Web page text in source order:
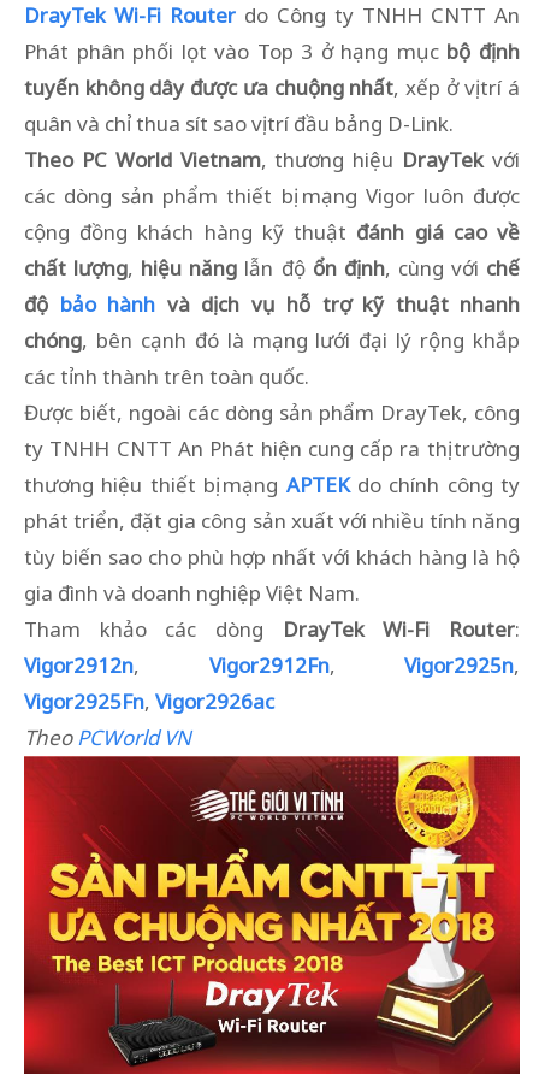
DrayTek Wi-Fi Router do Công ty TNHH CNTT An
Phát phân phối lọt vào Top 3 ở hạng mục bộ định
tuyến không dây được ưa chuộng nhất, xếp ở vị trí á
quân và chỉ thua sít sao vị trí đầu bảng D-Link.
Theo PC World Vietnam, thương hiệu DrayTekvới
các dòng sản phẩm thiết bị mạng Vigor luôn được
cộng đồng khách hàng kỹ thuật đánh giá cao về
chất lượng, hiệu năng lẫn độ ổn định, cùng với chế
độ bảo hành và dịch vụ hỗ trợ kỹ thuật nhanh
chóng, bên cạnh đó là mạng lưới đại lý rộng khắp
các tỉnh thành trên toàn quốc.
Được biết, ngoài các dòng sản phẩm DrayTek, công
ty TNHH CNTT An Phát hiện cung cấp ra thị trường
thương hiệu thiết bị mạng APTEKdo chính công ty
phát triển, đặt gia công sản xuất với nhiều tính năng
tùy biến sao cho phù hợp nhất với khách hàng là hộ
gia đình và doanh nghiệp Việt Nam.
Tham khảo các dòng
DrayTek Wi-Fi Router:
Vigor2912n, Vigor2912Fn, Vigor2925n,
Vigor2925Fn, Vigor2926ac
TheoPCWorld VN